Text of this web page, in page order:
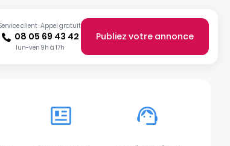
client · Appel gratuit
08 05 69 43 42
lun-ven 9h à 17h
Publiez votre annonce